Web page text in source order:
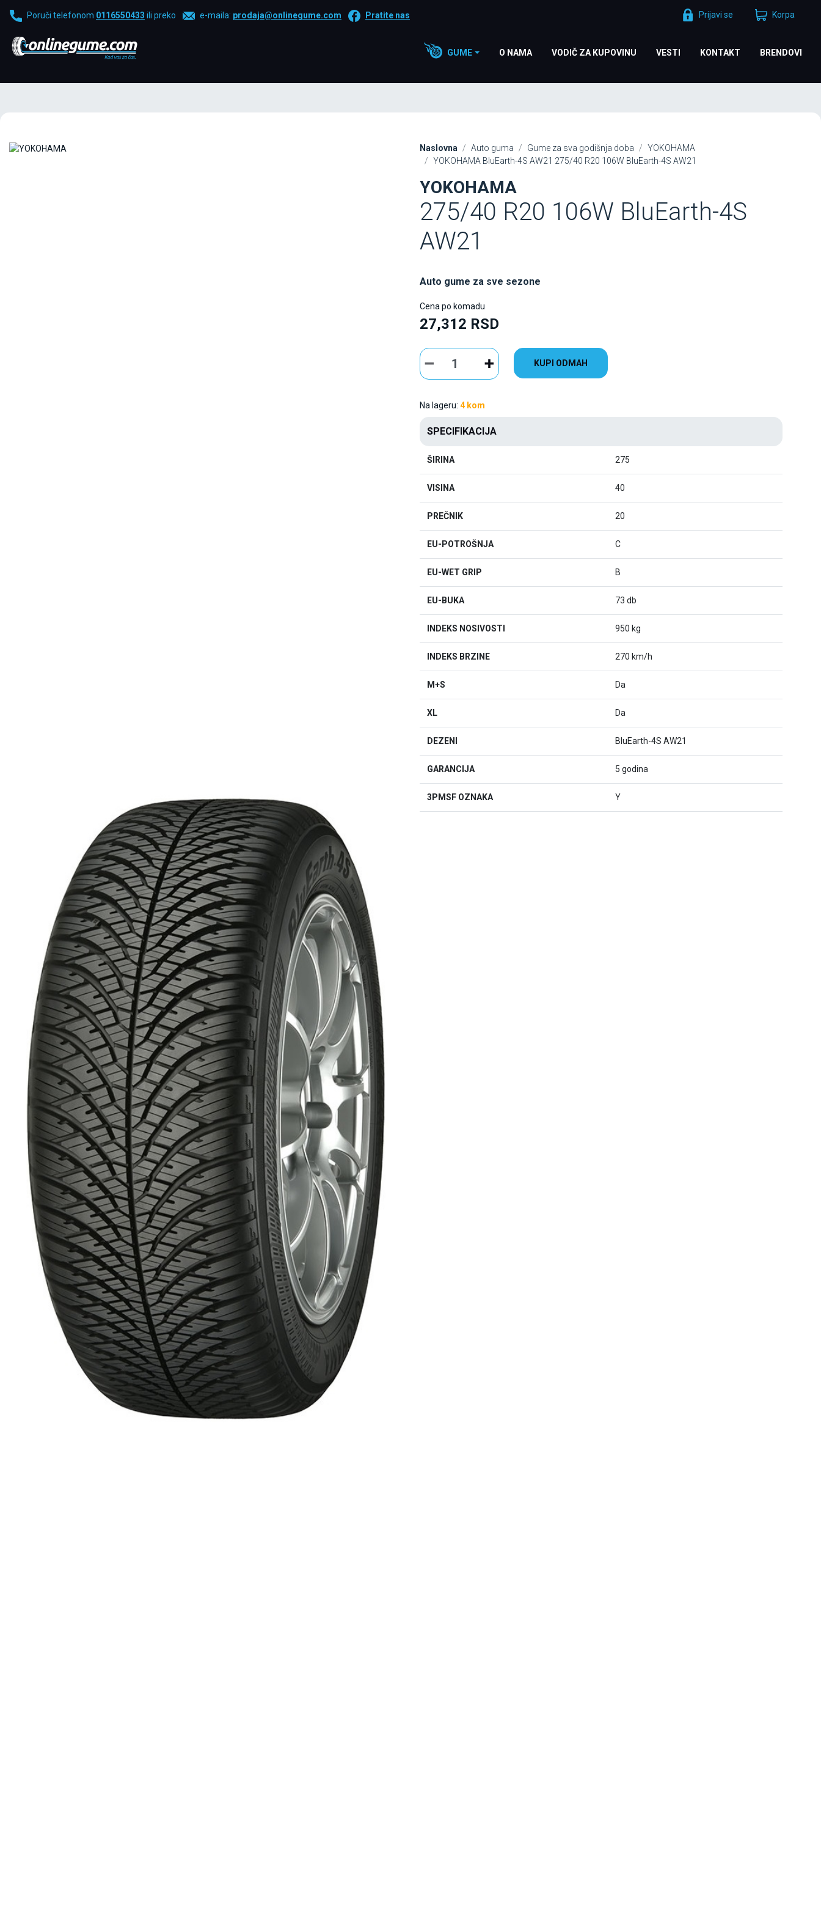
Poruči telefonom 0116550433 ili preko e-maila: prodaja@onlinegume.com Pratite nas Prijavi se Korpa
GUME O NAMA VODIČ ZA KUPOVINU VESTI KONTAKT BRENDOVI
Naslovna Auto guma Gume za sva godišnja doba
YOKOHAMA
YOKOHAMA BluEarth-4S AW21 275/40 R20 106W BluEarth-4S AW21
YOKOHAMA
275/40 R20 106W BluEarth-4S
AW21
Auto gume za sve sezone
Cena po komadu
27,312 RSD
KUPI ODMAH
Na lageru: 4 kom
SPECIFIKACIJA
ŠIRINA 275
VISINA 40
PREČNIK 20
EU-POTROŠNJA C
EU-WET GRIP B
EU-BUKA 73 db
INDEKS NOSIVOSTI 950 kg
INDEKS BRZINE 270 km/h
M+S Da
XL Da
DEZENI BluEarth-4S AW21
GARANCIJA 5 godina
3PMSF OZNAKA Y